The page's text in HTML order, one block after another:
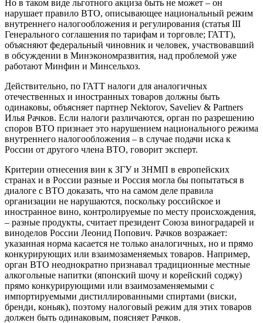
Но в таком виде льготного акциза быть не может – он
нарушает правило ВТО, описывающее национальный режим
внутреннего налогообложения и регулирования (статья III
Генерального соглашения по тарифам и торговле; ГАТТ),
объясняют федеральный чиновник и человек, участвовавший
в обсуждении в Минэкономразвития, над проблемой уже
работают Минфин и Минсельхоз.
Действительно, по ГАТТ налоги для аналогичных
отечественных и иностранных товаров должны быть
одинаковы, объясняет партнер Nektorov, Saveliev & Partners
Илья Рачков. Если налоги различаются, орган по разрешению
споров ВТО признает это нарушением национального режима
внутреннего налогообложения – в случае подачи иска к
России от другого члена ВТО, говорит эксперт.
Критерии отнесения вин к ЗГУ и ЗНМП в европейских
странах и в России разные и Россия могла бы попытаться в
диалоге с ВТО доказать, что на самом деле правила
организации не нарушаются, поскольку российское и
иностранное вино, контролируемые по месту происхождения,
– разные продукты, считает президент Союза виноградарей и
виноделов России Леонид Попович. Рачков возражает:
указанная норма касается не только аналогичных, но и прямо
конкурирующих или взаимозаменяемых товаров. Например,
орган ВТО неоднократно признавал традиционные местные
алкогольные напитки (японский шочу и корейский соджу)
прямо конкурирующими или взаимозаменяемыми с
импортируемыми дистиллированными спиртами (виски,
бренди, коньяк), поэтому налоговый режим для этих товаров
должен быть одинаковым, поясняет Рачков.